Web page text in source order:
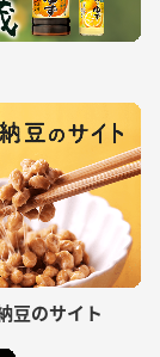
豆のサイト